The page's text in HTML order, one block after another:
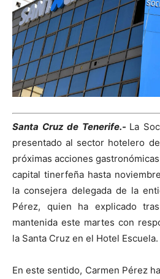
Santa Cruz de Tenerife.- La
presentado al sector hotelero
próximas acciones
capital tinerfeña hasta
la consejera delegada de la
Pérez, quien ha explicado
mantenida este martes con
la Santa Cruz en el Hotel Escuela.
En este sentido, Carmen Pérez